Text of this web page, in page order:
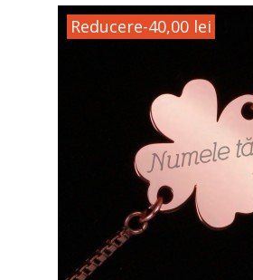
Reducere-40,00 lei